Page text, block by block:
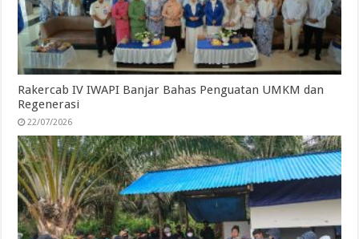
Rakercab IV IWAPI Banjar Bahas Penguatan UMKM dan
Regenerasi
22/07/2026